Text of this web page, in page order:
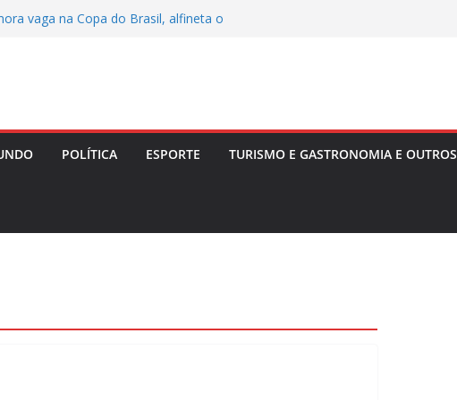
é alvo de tiros em Lauro de Freitas
POLÍTICA ESPORTE TURISMO E GASTRONOMIA E OUTROS